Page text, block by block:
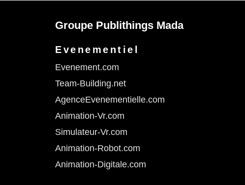
Groupe Publithings Mada
Evenementiel
Evenement.com
Team-Building.net
AgenceEvenementielle.com
Animation-Vr.com
Simulateur-Vr.com
Animation-Robot.com
Animation-Digitale.com